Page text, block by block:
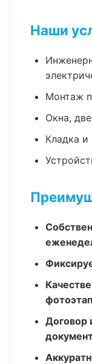
Наши
Монтаж
Окна,
Кладка
Договор